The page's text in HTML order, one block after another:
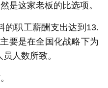
是这家老板的比选项。
的职工薪酬支出达到13.
要是在全国化战略下为
人数所致。